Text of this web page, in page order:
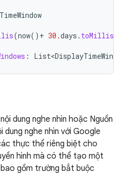
(now() + 30.days . toMillis
:
dung nghe nhìn hoặc Nguồn
dung nghe nhìn với Google
thực thể riêng biệt cho
hình mà có thể tạo một
bao gồm trường bắt buộc